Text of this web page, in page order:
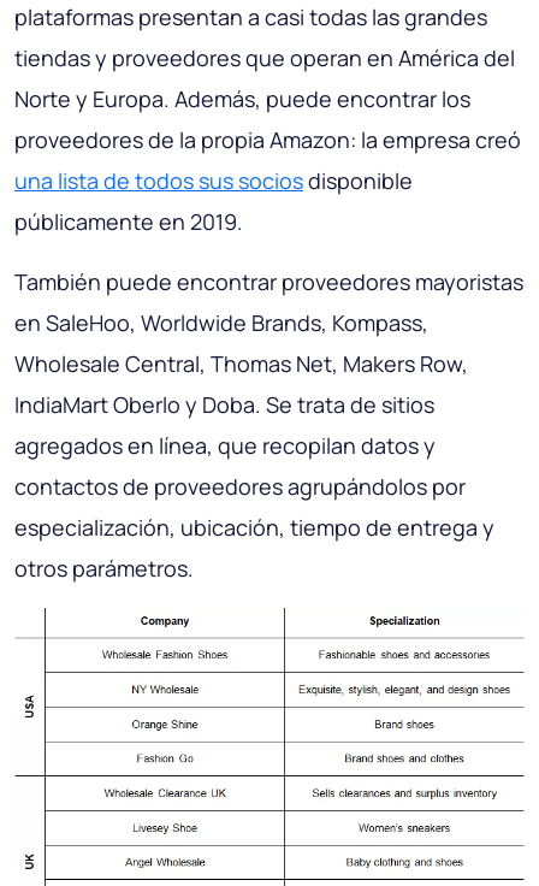
plataformas presentan a casi todas las grandes
tiendas y proveedores que operan en América del
Norte y Europa. Además, puede encontrar los
proveedores de la propia Amazon: la empresa creó
una lista de todos sus sociosdisponible
públicamente en 2019.
También puede encontrar proveedores mayoristas
en SaleHoo, Worldwide Brands, Kompass,
Wholesale Central, Thomas Net, Makers Row,
IndiaMart Oberlo y Doba. Se trata de sitios
agregados en línea, que recopilan datos y
contactos de proveedores agrupándolos por
especialización, ubicación, tiempo de entrega y
otros parámetros.